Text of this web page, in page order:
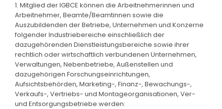
1. Mitglied der IGBCE können die Arbeitnehmerinnen und
Arbeitnehmer, Beamte/Beamtinnen sowie die
Auszubildenden der Betriebe, Unternehmen und Konzerne
folgender Industriebereiche einschließlich der
dazugehörenden Dienstleistungsbereiche sowie ihrer
rechtlich oder wirtschaftlich verbundenen Unternehmen,
Verwaltungen, Nebenbetriebe, Außenstellen und
dazugehörigen Forschungseinrichtungen,
Aufsichtsbehörden, Marketing-, Finanz-, Bewachungs-,
Verkaufs-, Vertriebs- und Montageorganisationen, Ver-
und Entsorgungsbetriebe werden: